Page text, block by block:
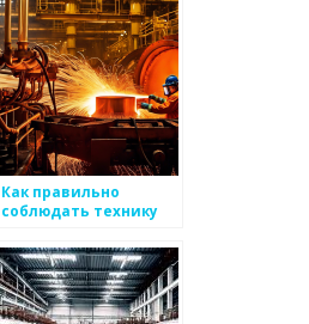
Как правильно
соблюдать технику
работе с металлом